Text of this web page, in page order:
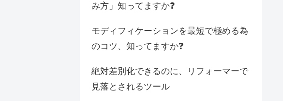
み方」知ってますか❓
モディフィケーションを最短で極める為
のコツ、知ってますか❓
絶対差別化できるのに、リフォーマーで
見落とされるツール